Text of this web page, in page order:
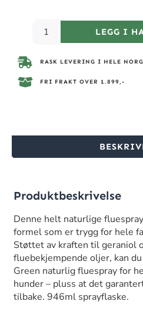
LEGG I
RASK LEVERING I HELE
FRI FRAKT OVER 1.899,-
Produktbeskrivelse
Denne helt naturlige
formel som er trygg for hele
Støttet av kraften til geraniol
fluebekjempende oljer, kan
Green naturlig fluespray for
hunder – pluss at det
tilbake. 946ml sprayflaske.